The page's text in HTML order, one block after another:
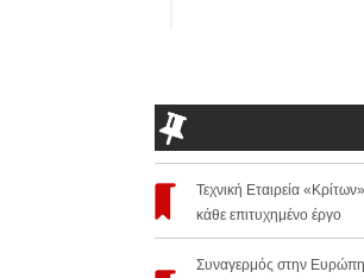
Τεχνική Εταιρεία
κάθε επιτυχημένο έργο
Συναγερμός στην